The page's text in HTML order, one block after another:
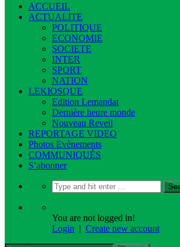
ACCUEIL
ACTUALITE
POLITIQUE
ECONOMIE
SOCIETE
INTER
SPORT
NATION
LEKIOSQUE
Edition Lemandat
Dernière heure monde
Nouveau Reveil
REPORTAGE VIDEO
Photos Evènements
COMMUNIQUÉS
S’abonner
You are not logged in!
Login | Create new account